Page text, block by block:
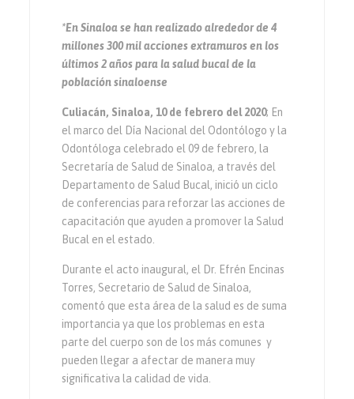
*En Sinaloa se han realizado alrededor de 4
millones 300 mil acciones extramuros en los
últimos 2 años para la salud bucal de la
población sinaloense
Culiacán, Sinaloa, 10 de febrero del 2020; En
el marco del Día Nacional del Odontólogo y la
Odontóloga celebrado el 09 de febrero, la
Secretaría de Salud de Sinaloa, a través del
Departamento de Salud Bucal, inició un ciclo
de conferencias para reforzar las acciones de
capacitación que ayuden a promover la Salud
Bucal en el estado.
Durante el acto inaugural, el Dr. Efrén Encinas
Torres, Secretario de Salud de Sinaloa,
comentó que esta área de la salud es de suma
importancia ya que los problemas en esta
parte del cuerpo son de los más comunes y
pueden llegar a afectar de manera muy
significativa la calidad de vida.